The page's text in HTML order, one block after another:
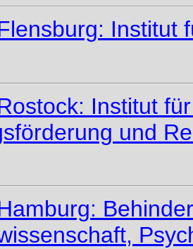
Institut
Institut
und